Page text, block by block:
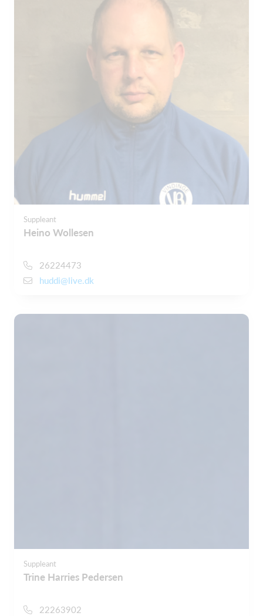
Suppleant
Heino Wollesen
26224473
huddi@live.dk
Suppleant
Trine Harries Pedersen
22263902